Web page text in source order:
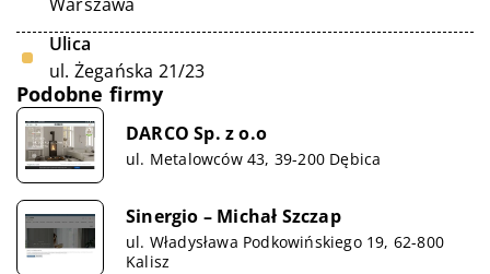
Ulica
ul. Żegańska 21/23
Podobne firmy
DARCO Sp. z o.o
ul. Metalowców 43, 39-200 Dębica
Sinergio – Michał Szczap
ul. Władysława Podkowińskiego 19, 62-800
Kalisz